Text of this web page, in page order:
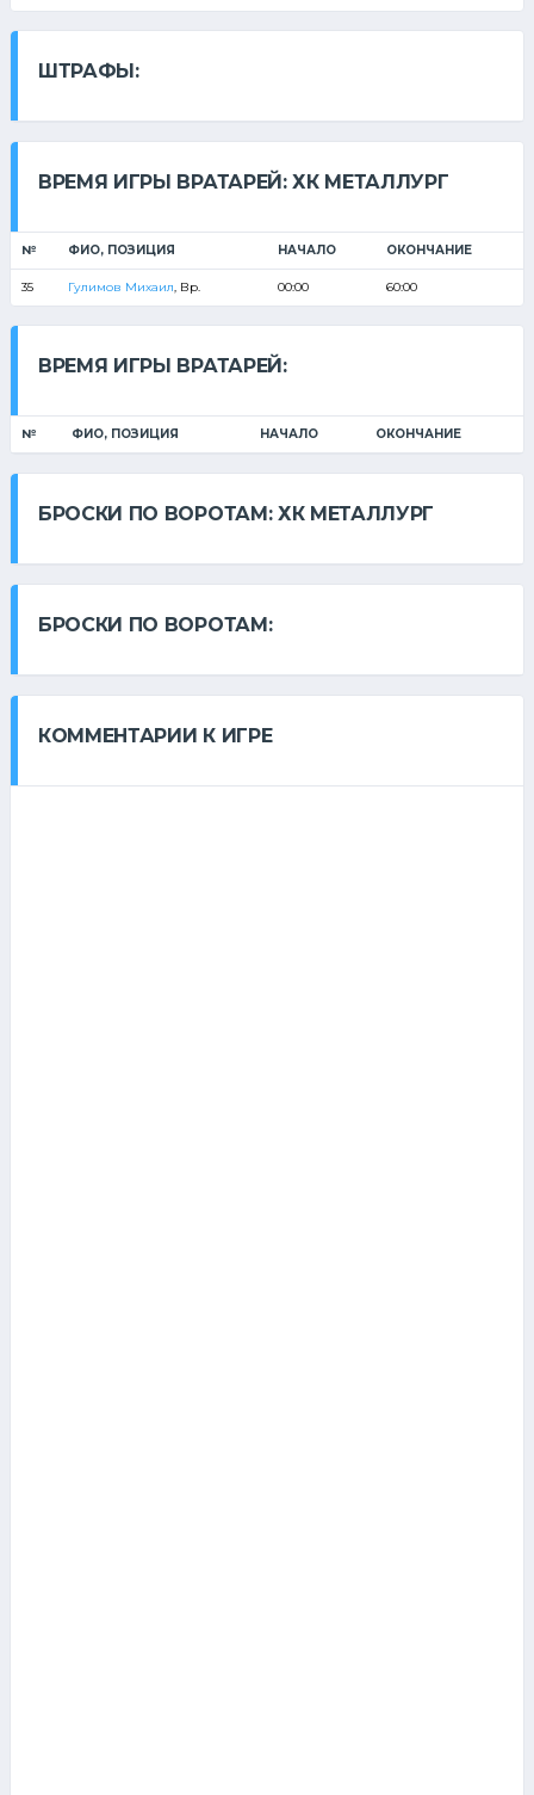
ШТРАФЫ:
ВРЕМЯ ИГРЫ ВРАТАРЕЙ: ХК МЕТАЛЛУРГ
№ ФИО, ПОЗИЦИЯ НАЧАЛО ОКОНЧАНИЕ
35 Гулимов Михаил, Вр. 00:00 60:00
ВРЕМЯ ИГРЫ ВРАТАРЕЙ:
№ ФИО, ПОЗИЦИЯ НАЧАЛО ОКОНЧАНИЕ
БРОСКИ ПО ВОРОТАМ: ХК МЕТАЛЛУРГ
БРОСКИ ПО ВОРОТАМ:
КОММЕНТАРИИ К ИГРЕ